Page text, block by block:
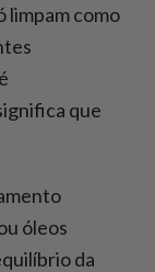
limpam como
que
óleos
da